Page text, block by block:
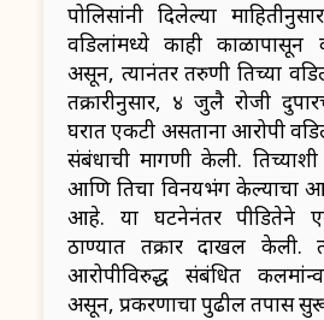
पोलिसांनी दिलेल्या
वडिलांमध्ये काही
असून, त्यानंतर तरुणी तिच्या
तक्रारीनुसार, ४ जुलै रोजी
घरात एकटी असताना आरोपी
संबंधाची मागणी केली.
आणि तिचा विनयभंग केल्याचा
आहे. या घटनेनंतर पीडितेने
ठाण्यात तक्रार दाखल केली.
आरोपीविरुद्ध संबंधित
असून, प्रकरणाचा पुढील तपास